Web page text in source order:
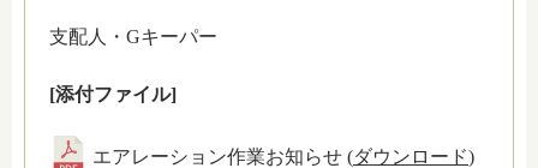
支配人・Gキーパー
[添付ファイル]
エアレーション作業お知らせ (ダウンロード)